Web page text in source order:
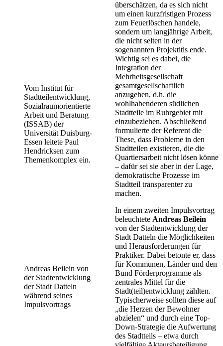
Vom Institut für
Stadtteilentwicklung,
Sozialraumorientierte
Arbeit und Beratung
(ISSAB) der
Universität Duisburg-
Essen leitete Paul
Hendricksen zum
Themenkomplex ein.
Andreas Beilein von
der Stadtentwicklung
der Stadt Datteln
während seines
Impulsvortrags
überschätzen, da es sich nicht
um einen kurzfristigen Prozess
zum Feuerlöschen handele,
sondern um langjährige Arbeit,
die nicht selten in der
sogenannten Projektitis ende.
Wichtig sei es dabei, die
Integration der
Mehrheitsgesellschaft
gesamtgesellschaftlich
anzugehen, d.h. die
wohlhabenderen südlichen
Stadtteile im Ruhrgebiet mit
einzubeziehen. Abschließend
formulierte der Referent die
These, dass Probleme in den
Stadtteilen existieren, die die
Quartiersarbeit nicht lösen könne
– dafür sei sie aber in der Lage,
demokratische Prozesse im
Stadtteil transparenter zu
machen.
In einem zweiten Impulsvortrag
beleuchtete Andreas Beilein
von der Stadtentwicklung der
Stadt Datteln die Möglichkeiten
und Herausforderungen für
Praktiker. Dabei betonte er, dass
für Kommunen, Länder und den
Bund Förderprogramme als
zentrales Mittel für die
Stadt(teil)entwicklung zählten.
Typischerweise sollten diese auf
„die Herzen der Bewohner
abzielen“ und durch eine Top-
Down-Strategie die Aufwertung
des Stadtteils – etwa durch